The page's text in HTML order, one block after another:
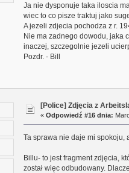
Ja nie dysponuje taka iloscia
wiec to co pisze traktuj jako
A jezeli zdjecia pochodza z r.
Nie ma zadnego dowodu, jaka
inaczej, szczegolnie jezeli
Pozdr. - Bill
[Police] Zdjęcia z
«Odpowiedź #16 dnia:
Ta sprawa nie daje mi spokoju,
Billu- to jest fragment zdjęcia,
został więc odbudowany.